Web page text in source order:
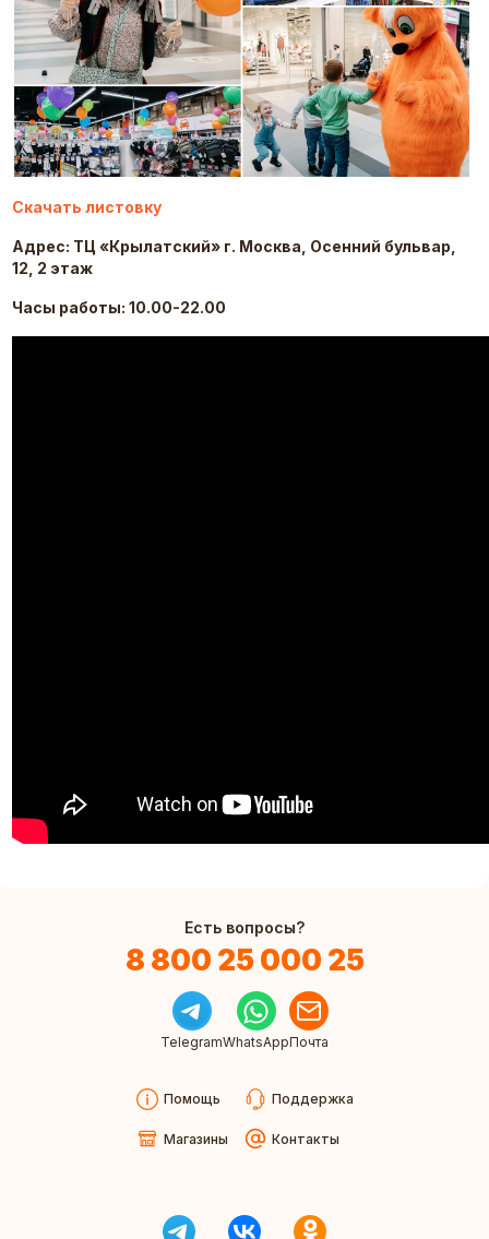
Скачать листовку
Адрес: ТЦ «Крылатский» г. Москва, Осенний бульвар,
12, 2 этаж
Часы работы: 10.00-22.00
Есть вопросы?
8 800 25 000 25
TelegramWhatsAppПочта
Помощь Поддержка
Магазины Контакты